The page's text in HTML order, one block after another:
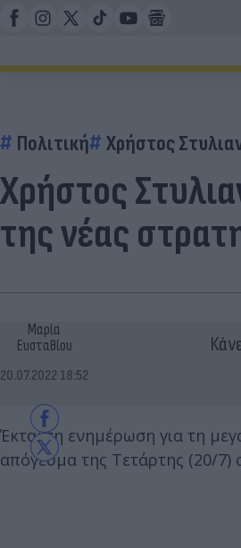
Πολιτική Χρήστος
Χρήστος
της νέας
Μαρία
Ευσταθίου
20.07.2022 18:52
Έκτακτη ενημέρωση για τη
απόγευμα της Τετάρτης (20/7)